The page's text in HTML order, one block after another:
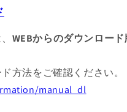
WEBからのダウンロー
方法をご確認ください。
manual_dl